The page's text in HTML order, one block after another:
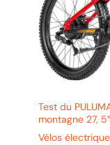
Test du
montagne 27,
Vélos